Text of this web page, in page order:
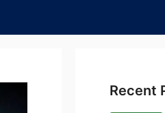
Recent